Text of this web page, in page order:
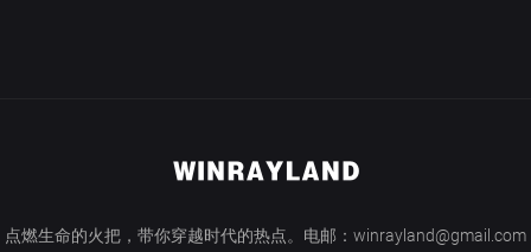
点燃生命的火把，带你穿越时代的热点。电邮：winrayland@gmail.com